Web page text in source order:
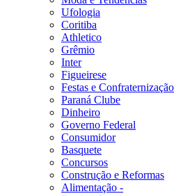
Ufologia
Coritiba
Athletico
Grêmio
Inter
Figueirese
Festas e Confraternização
Paraná Clube
Dinheiro
Governo Federal
Consumidor
Basquete
Concursos
Construção e Reformas
Alimentação -